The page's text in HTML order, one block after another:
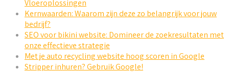
Vloeroplossingen
Kernwaarden: Waarom zijn deze zo belangrijk voor jouw
bedrijf?
SEO voor bikini website: Domineer de zoekresultaten met
onze effectieve strategie
Met je auto recycling website hoog scoren in Google
Stripper inhuren? Gebruik Google!